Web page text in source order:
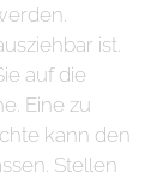
ist.
auf die
Eine zu
kann den
Stellen